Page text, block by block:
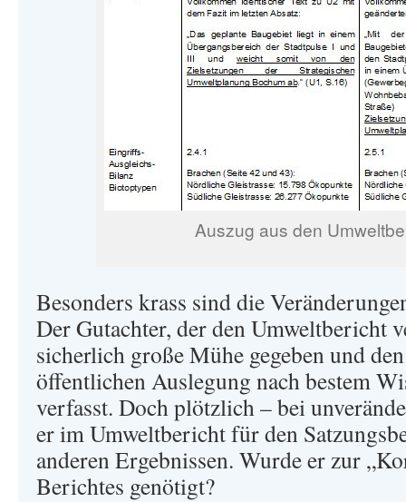
Auszug aus den
Besonders krass sind die
Der Gutachter, der den Umweltbericht
sicherlich große Mühe gegeben und
öffentlichen Auslegung nach bestem
verfasst. Doch plötzlich – bei
er im Umweltbericht für den
anderen Ergebnissen. Wurde er zur
Berichtes genötigt?